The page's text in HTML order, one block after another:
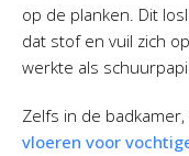
op de planken. Dit
dat stof en vuil zich
werkte als
Zelfs in de
vloeren voor